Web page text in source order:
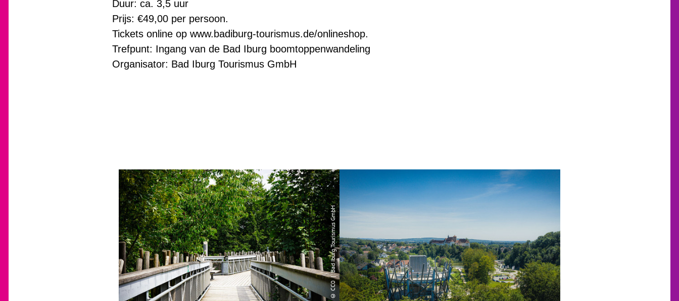
Duur: ca. 3,5 uur
Prijs: €49,00 per persoon.
Tickets online op www.badiburg-tourismus.de/onlineshop.
Trefpunt: Ingang van de Bad Iburg boomtoppenwandeling
Organisator: Bad Iburg Tourismus GmbH
© CC0 | Bad Iburg Tourismus GmbH